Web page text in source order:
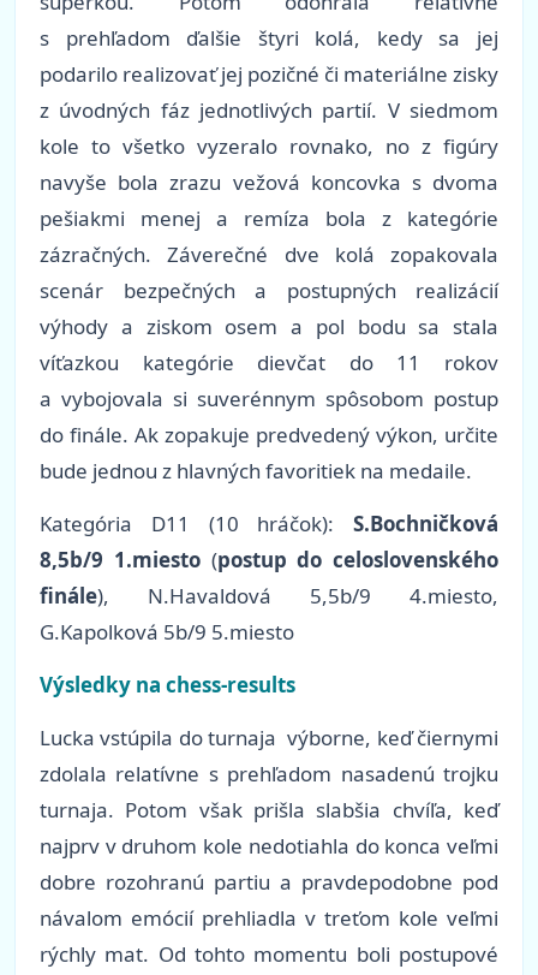
s prehľadom ďalšie štyri kolá, kedy sa jej
podarilo realizovať jej pozičné či materiálne zisky
z úvodných fáz jednotlivých partií. V siedmom
kole to všetko vyzeralo rovnako, no z figúry
navyše bola zrazu vežová koncovka s dvoma
pešiakmi menej a remíza bola z kategórie
zázračných. Záverečné dve kolá zopakovala
scenár bezpečných a postupných realizácií
výhody a ziskom osem a pol bodu sa stala
víťazkou kategórie dievčat do 11 rokov
a vybojovala si suverénnym spôsobom postup
do finále. Ak zopakuje predvedený výkon, určite
bude jednou z hlavných favoritiek na medaile.
Kategória D11 (10 hráčok): S.Bochničková
8,5b/9 1.miesto(postup do celoslovenského
finále), N.Havaldová 5,5b/9 4.miesto,
G.Kapolková 5b/9 5.miesto
Výsledky na chess-results
Lucka vstúpila do turnaja výborne, keď čiernymi
zdolala relatívne s prehľadom nasadenú trojku
turnaja. Potom však prišla slabšia chvíľa, keď
najprv v druhom kole nedotiahla do konca veľmi
dobre rozohranú partiu a pravdepodobne pod
návalom emócií prehliadla v treťom kole veľmi
rýchly mat. Od tohto momentu boli postupové